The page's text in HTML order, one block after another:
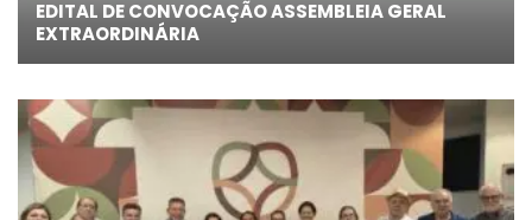
EDITAL DE CONVOCAÇÃO ASSEMBLEIA GERAL
EXTRAORDINÁRIA